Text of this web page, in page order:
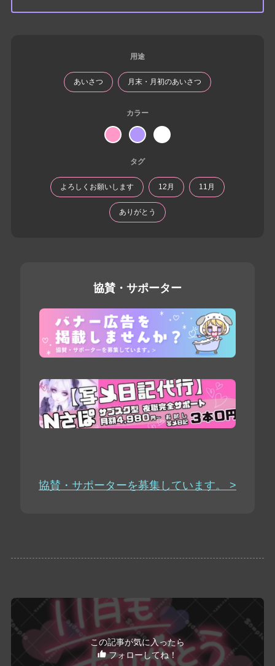
用途
あいさつ 月末・月初のあいさつ
カラー
タグ
よろしくお願いします 12月 11月
ありがとう
協賛・サポーター
協賛・サポーターを募集しています。 >
この記事が気に入ったら
フォローしてね！